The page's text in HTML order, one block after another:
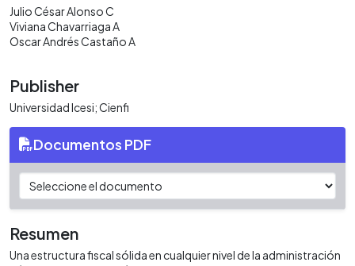
Julio César Alonso C
Viviana Chavarriaga A
Oscar Andrés Castaño A
Publisher
Universidad Icesi; Cienfi
Documentos PDF
Resumen
Una estructura fiscal sólida en cualquier nivel de la administración